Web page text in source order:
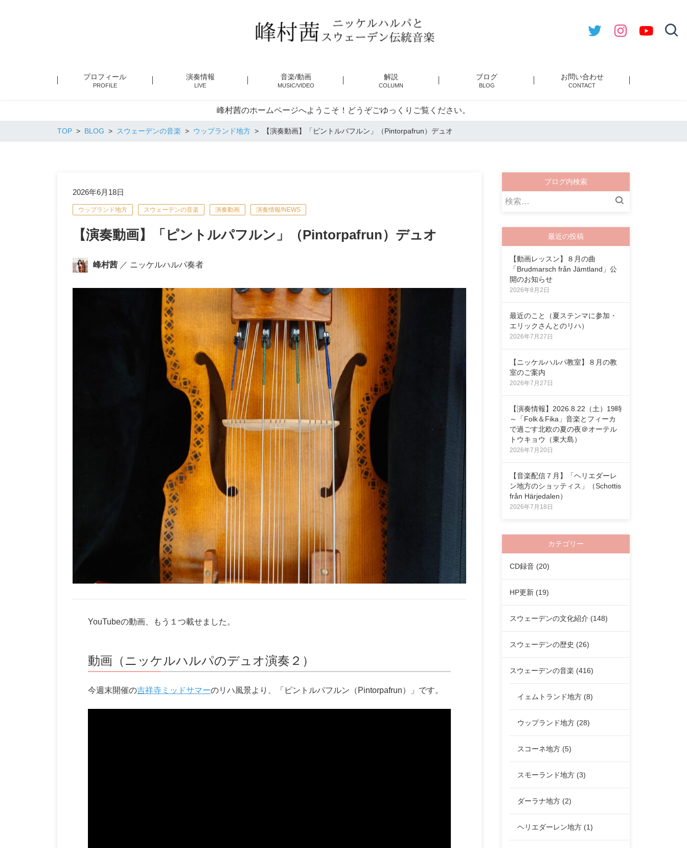
プロフィール
PROFILE
演奏情報
LIVE
音楽/動画
MUSIC/VIDEO
解説
COLUMN
ブログ
BLOG
お問い合わせ
CONTACT
峰村茜のホームページへようこそ！どうぞごゆっくりご覧ください。
TOP BLOG スウェーデンの音楽 ウップランド地方 【演奏動画】「ピントルパフルン」（Pintorpafrun）デュオ
2026年6月18日
ウップランド地方 スウェーデンの音楽 演奏動画 演奏情報/NEWS
【演奏動画】「ピントルパフルン」（Pintorpafrun）デュオ
峰村茜 ／ ニッケルハルパ奏者
YouTubeの動画、もう１つ載せました。
動画（ニッケルハルパのデュオ演奏２）
今週末開催の吉祥寺ミッドサマーのリハ風景より、「ピントルパフルン（Pintorpafrun）」です。
ブログ内検索
検
最近の投稿
【動画レッスン】８月の曲
「Brudmarsch från Jämtland」公
開のお知らせ
2026年8月2日
最近のこと（夏ステンマに参加・
エリックさんとのリハ）
2026年7月27日
【ニッケルハルパ教室】８月の教
室のご案内
2026年7月27日
【演奏情報】2026.8.22（土）19時
～「Folk＆Fika」音楽とフィーカ
で過ごす北欧の夏の夜＠オーテル
トウキョウ（東大島）
2026年7月20日
【音楽配信７月】「ヘリエダーレ
ン地方のショッティス」（Schottis
från Härjedalen）
2026年7月18日
カテゴリー
CD録音 (20)
HP更新 (19)
スウェーデンの文化紹介 (148)
スウェーデンの歴史 (26)
スウェーデンの音楽 (416)
イェムトランド地方 (8)
ウップランド地方 (28)
スコーネ地方 (5)
スモーランド地方 (3)
ダーラナ地方 (2)
ヘリエダーレン地方 (1)